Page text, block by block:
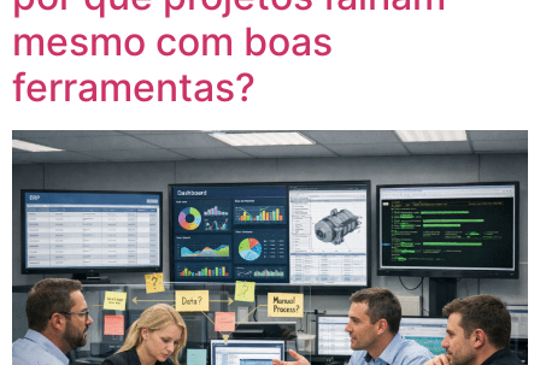
mesmo com boas
ferramentas?